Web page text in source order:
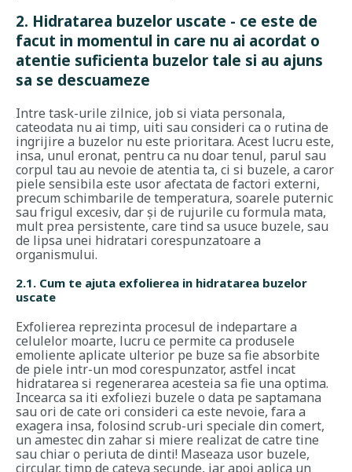
2. Hidratarea buzelor uscate - ce este de
facut in momentul in care nu ai acordat o
atentie suficienta buzelor tale si au ajuns
sa se descuameze
Intre task-urile zilnice, job si viata personala,
cateodata nu ai timp, uiti sau consideri ca o rutina de
ingrijire a buzelor nu este prioritara. Acest lucru este,
insa, unul eronat, pentru ca nu doar tenul, parul sau
corpul tau au nevoie de atentia ta, ci si buzele, a caror
piele sensibila este usor afectata de factori externi,
precum schimbarile de temperatura, soarele puternic
sau frigul excesiv, dar și de rujurile cu formula mata,
mult prea persistente, care tind sa usuce buzele, sau
de lipsa unei hidratari corespunzatoare a
organismului.
2.1. Cum te ajuta exfolierea in hidratarea buzelor
uscate
Exfolierea reprezinta procesul de indepartare a
celulelor moarte, lucru ce permite ca produsele
emoliente aplicate ulterior pe buze sa fie absorbite
de piele intr-un mod corespunzator, astfel incat
hidratarea si regenerarea acesteia sa fie una optima.
Incearca sa iti exfoliezi buzele o data pe saptamana
sau ori de cate ori consideri ca este nevoie, fara a
exagera insa, folosind scrub-uri speciale din comert,
un amestec din zahar si miere realizat de catre tine
sau chiar o periuta de dinti! Maseaza usor buzele,
circular, timp de cateva secunde, iar apoi aplica un